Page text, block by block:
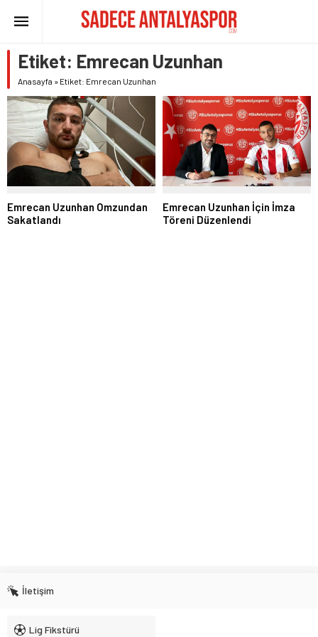
Etiket: Emrecan Uzunhan
Anasayfa » Etiket: Emrecan Uzunhan
Emrecan Uzunhan Omzundan
Sakatlandı
Emrecan Uzunhan İçin İmza
Töreni Düzenlendi
İletişim
Lig Fikstürü